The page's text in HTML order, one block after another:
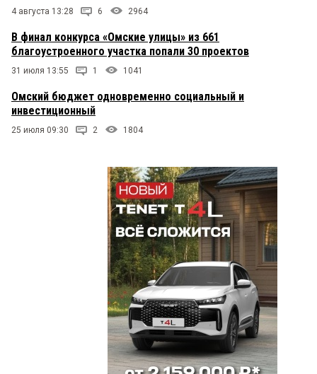
4 августа 13:28 6 2964
В финал конкурса «Омские улицы» из 661
благоустроенного участка попали 30 проектов
31 июля 13:55 1 1041
Омский бюджет одновременно социальный и
инвестиционный
25 июля 09:30 2 1804